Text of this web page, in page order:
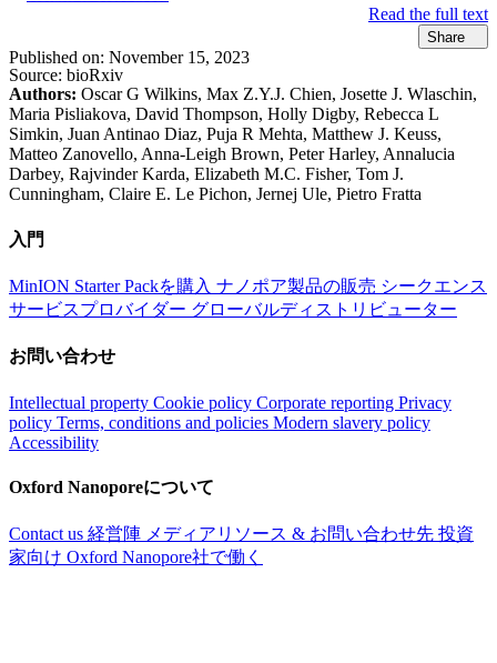
Read the full text
Share
Published on: November 15, 2023
Source: bioRxiv
Authors: Oscar G Wilkins, Max Z.Y.J. Chien, Josette J. Wlaschin,
Maria Pisliakova, David Thompson, Holly Digby, Rebecca L
Simkin, Juan Antinao Diaz, Puja R Mehta, Matthew J. Keuss,
Matteo Zanovello, Anna-Leigh Brown, Peter Harley, Annalucia
Darbey, Rajvinder Karda, Elizabeth M.C. Fisher, Tom J.
Cunningham, Claire E. Le Pichon, Jernej Ule, Pietro Fratta
入門
MinION Starter Packを購入 ナノポア製品の販売 シークエンス
サービスプロバイダー グローバルディストリビューター
お問い合わせ
Intellectual property Cookie policy Corporate reporting Privacy
policy Terms, conditions and policies Modern slavery policy
Accessibility
Oxford Nanoporeについて
Contact us 経営陣 メディアリソース & お問い合わせ先 投資
家向け Oxford Nanopore社で働く